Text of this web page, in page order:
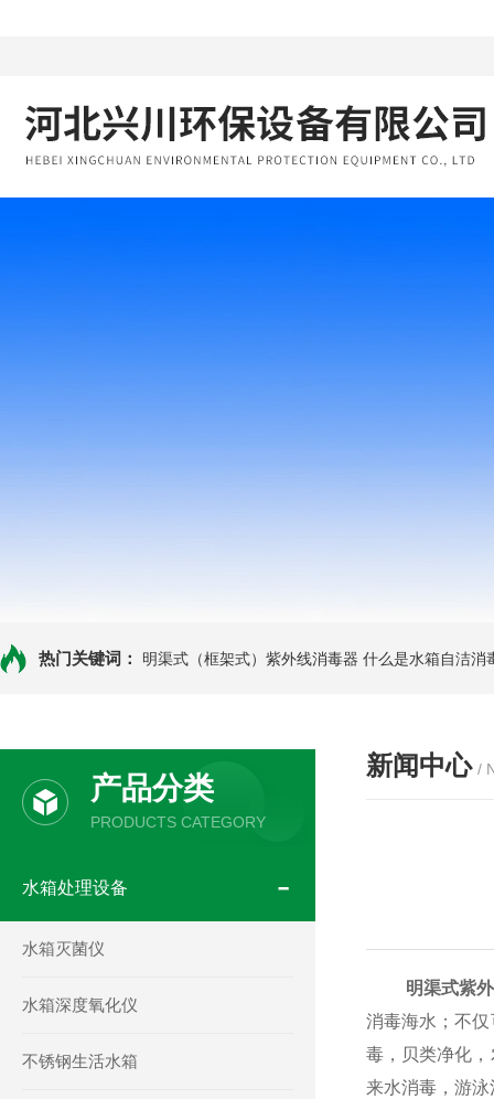
热门关键词： 明渠式（框架式）紫外线消毒器 什么是水箱自洁消
产品分类
PRODUCTS CATEGORY
水箱处理设备
水箱灭菌仪
水箱深度氧化仪
不锈钢生活水箱
新闻中心 /
明渠式紫
消毒海水；不
毒，贝类净化
来水消毒，游